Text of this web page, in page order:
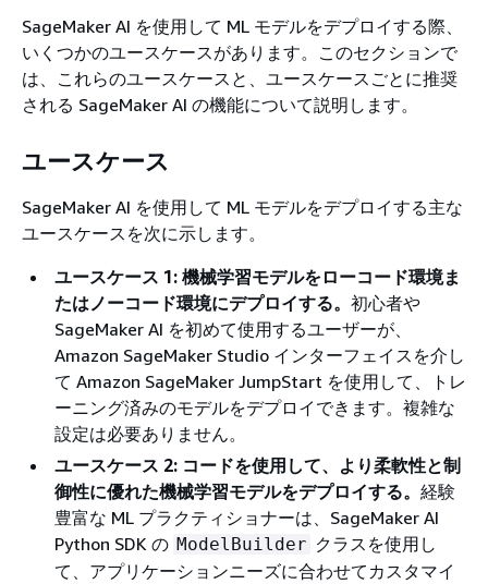
SageMaker AI を使用して ML モデルをデプロイする際、
いくつかのユースケースがあります。このセクションで
は、これらのユースケースと、ユースケースごとに推奨
される SageMaker AI の機能について説明します。
ユースケース
SageMaker AI を使用して ML モデルをデプロイする主な
ユースケースを次に示します。
ユースケース 1: 機械学習モデルをローコード環境ま
たはノーコード環境にデプロイする。 初心者や
SageMaker AI を初めて使用するユーザーが、
Amazon SageMaker Studio インターフェイスを介し
て Amazon SageMaker JumpStart を使用して、トレ
ーニング済みのモデルをデプロイできます。複雑な
設定は必要ありません。
ユースケース 2: コードを使用して、より柔軟性と制
御性に優れた機械学習モデルをデプロイする。 経験
豊富な ML プラクティショナーは、SageMaker AI
Python SDK の ModelBuilder クラスを使用し
て、アプリケーションニーズに合わせてカスタマイ